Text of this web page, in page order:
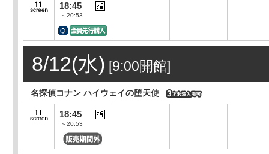
18:45
～20:53
8/12(水) [9:00開館]
名探偵コナン ハイウェイの堕天使
18:45
～20:53